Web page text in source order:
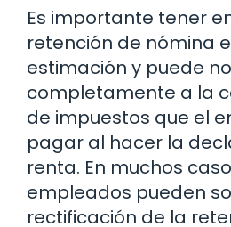
Es importante tener
retención de nómina
estimación y puede
completamente a la
de impuestos que el
pagar al hacer la
renta. En muchos
empleados pueden
rectificación de la